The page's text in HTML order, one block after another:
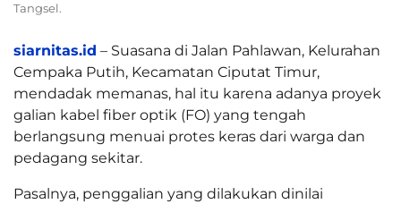
Tangsel.
siarnitas.id – Suasana di Jalan Pahlawan, Kelurahan
Cempaka Putih, Kecamatan Ciputat Timur,
mendadak memanas, hal itu karena adanya proyek
galian kabel fiber optik (FO) yang tengah
berlangsung menuai protes keras dari warga dan
pedagang sekitar.
Pasalnya, penggalian yang dilakukan dinilai